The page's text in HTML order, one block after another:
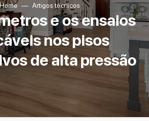
Artigos técnicos
e os ensaios
nos pisos
de alta pressão